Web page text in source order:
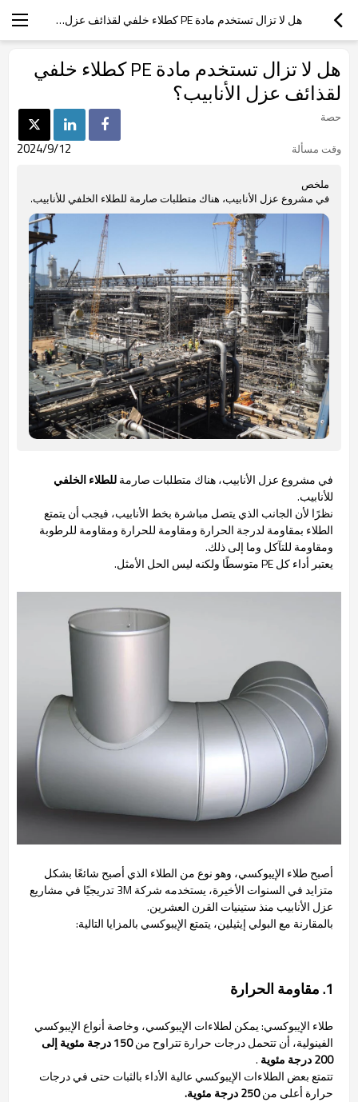
هل لا تزال تستخدم مادة PE كطلاء خلفي لقذائف عزل الأنابيب؟
هل لا تزال تستخدم مادة PE كطلاء خلفي
لقذائف عزل الأنابيب؟
حصة
وقت مسألة
2024/9/12
ملخص
في مشروع عزل الأنابيب، هناك متطلبات صارمة للطلاء الخلفي للأنابيب.
في مشروع عزل الأنابيب، هناك متطلبات صارمةللطلاء الخلفي
للأنابيب.
نظرًا لأن الجانب الذي يتصل مباشرة بخط الأنابيب، فيجب أن يتمتع
الطلاء بمقاومة لدرجة الحرارة ومقاومة للحرارة ومقاومة للرطوبة
ومقاومة للتآكل وما إلى ذلك.
يعتبر أداء كل PE متوسطًا ولكنه ليس الحل الأمثل.
أصبح طلاء الإيبوكسي، وهو نوع من الطلاء الذي أصبح شائعًا بشكل
متزايد في السنوات الأخيرة، يستخدمه شركة 3M تدريجيًا في مشاريع
عزل الأنابيب منذ ستينيات القرن العشرين.
بالمقارنة مع البولي إيثيلين، يتمتع الإيبوكسي بالمزايا التالية:
1. مقاومة الحرارة
طلاء الإيبوكسي: يمكن لطلاءات الإيبوكسي، وخاصة أنواع الإيبوكسي
الفينولية، أن تتحمل درجات حرارة تتراوح من
150 درجة مئوية إلى
200 درجة مئوية
.
تتمتع بعض الطلاءات الإيبوكسي عالية الأداء بالثبات حتى في درجات
حرارة أعلى من250 درجة مئوية.